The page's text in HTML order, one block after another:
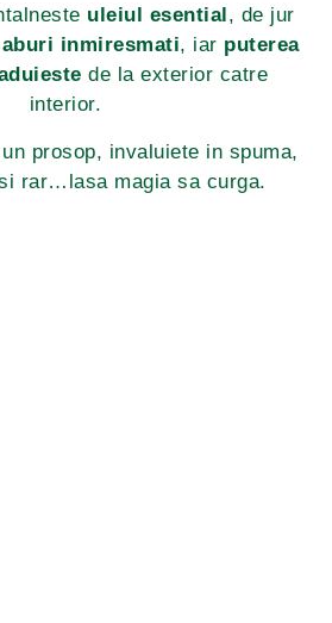
uleiul esential , de jur
aburi inmiresmati, iar puterea
de la exterior catre
interior.
prosop, invaluiete in spuma,
rar…lasa magia sa curga.